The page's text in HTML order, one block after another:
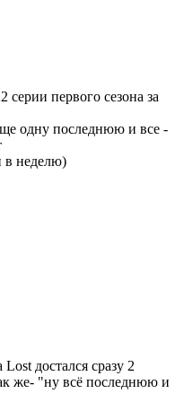
серии первого сезона за
одну последнюю и все -
в неделю)
достался сразу 2
же- "ну всё последнюю и